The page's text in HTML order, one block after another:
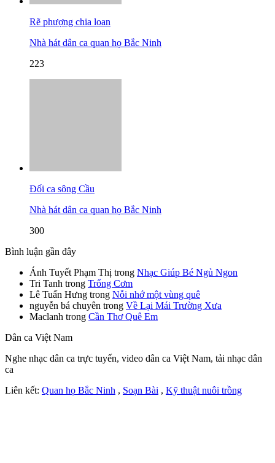
Rẽ phượng chia loan
Nhà hát dân ca quan họ Bắc Ninh
223
Đối ca sông Cầu
Nhà hát dân ca quan họ Bắc Ninh
300
Bình luận gần đây
Ánh Tuyết Phạm Thị trong Nhạc Giúp Bé Ngủ Ngon
Tri Tanh trong Trống Cơm
Lê Tuấn Hưng trong Nỗi nhớ một vùng quê
nguyễn bá chuyên trong Về Lại Mái Trường Xưa
Maclanh trong Cần Thơ Quê Em
Dân ca Việt Nam
Nghe nhạc dân ca trực tuyến, video dân ca Việt Nam, tải nhạc dân
ca
Liên kết: Quan họ Bắc Ninh , Soạn Bài , Kỹ thuật nuôi trồng